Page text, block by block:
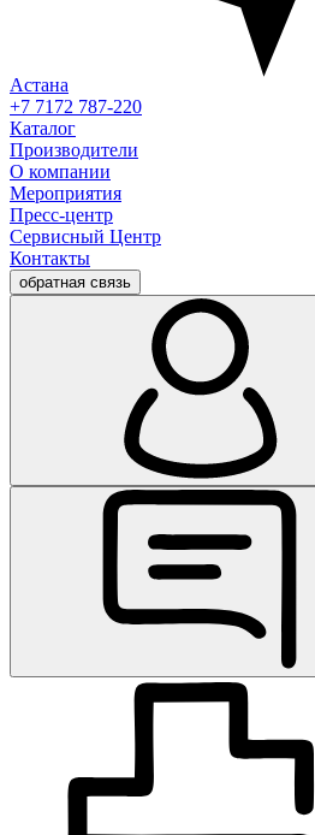
Астана
+7 7172 787-220
Каталог
Производители
О компании
Мероприятия
Пресс-центр
Сервисный Центр
Контакты
обратная связь